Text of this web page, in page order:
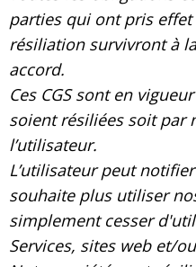
parties qui ont pris effet
résiliation survivront à
accord.
Ces CGS sont en
soient résiliées soit par
l’utilisateur.
L’utilisateur peut
souhaite plus utiliser
simplement cesser
Services, sites web et/